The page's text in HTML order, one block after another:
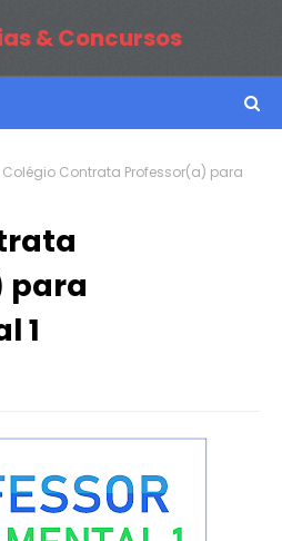
& Concursos
Colégio Contrata Professor(a) para
para
1